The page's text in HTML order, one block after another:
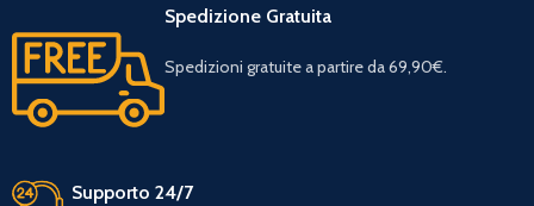
Spedizione Gratuita
Spedizioni gratuite a partire da 69,90€.
Supporto 24/7